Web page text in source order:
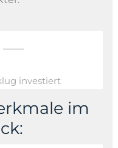
investiert
im